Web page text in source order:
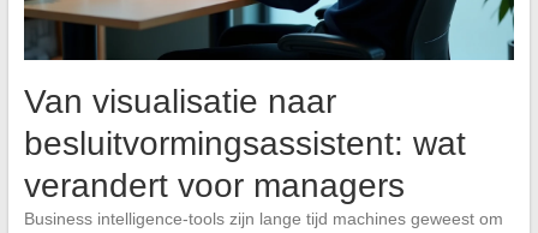
Van visualisatie naar
besluitvormingsassistent: wat
verandert voor managers
Business intelligence-tools zijn lange tijd machines geweest om